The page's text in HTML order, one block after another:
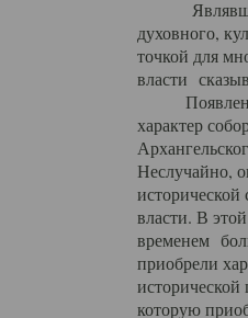
духовного,
точкой для
власти
Появление
характер
Неслучайно,
власти. В
временем
приобрели
которую